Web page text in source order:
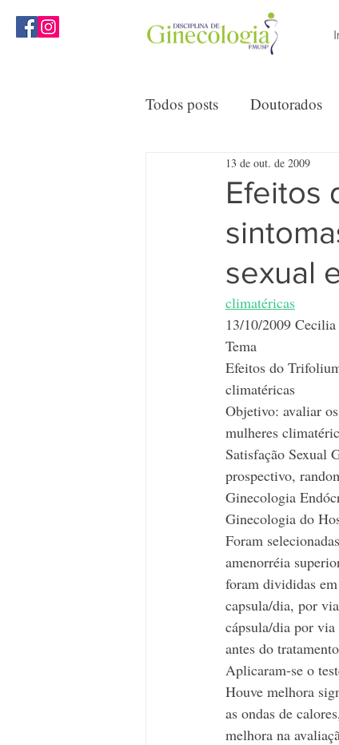
MENU
Todos posts Doutorados
Reuniões Clínicas
Efeitos
sexual
13 de out. de 2009
climatéricas
13/10/2009
Tema
Efeitos do
climatéricas
Objetivo: avaliar
mulheres
Satisfação Sexual
prospectivo,
Ginecologia
Ginecologia do
Foram
amenorréia
foram divididas
capsula/dia, por
cápsula/dia por
antes do
Aplicaram-se o
Houve melhora
as ondas de
melhora na